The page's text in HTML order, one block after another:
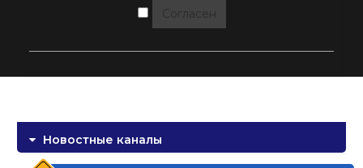
Согласен
Новостные каналы